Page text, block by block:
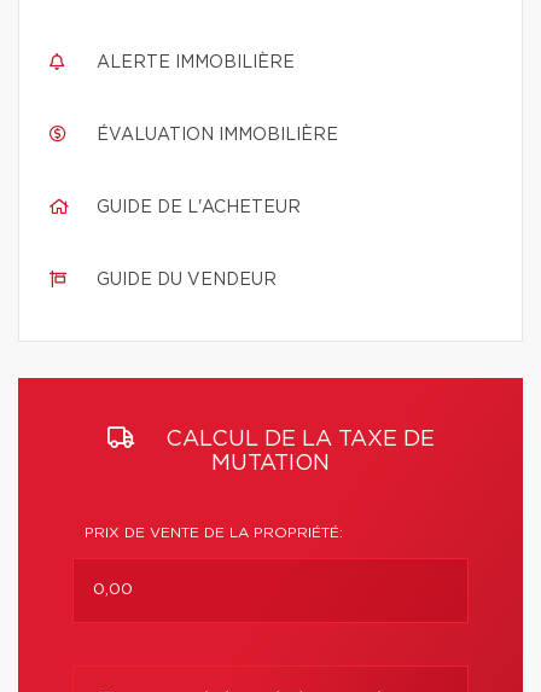
ALERTE IMMOBILIÈRE
ÉVALUATION IMMOBILIÈRE
GUIDE DE L'ACHETEUR
GUIDE DU VENDEUR
CALCUL DE LA TAXE DE
MUTATION
PRIX DE VENTE DE LA PROPRIÉTÉ: